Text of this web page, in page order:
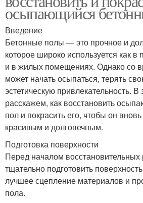
осыпающийся
Введение
Бетонные полы — это прочное и
которое широко используется как
и в жилых помещениях. Однако со
может начать осыпаться, терять
эстетическую привлекательность. В
расскажем, как восстановить
пол и покрасить его, чтобы он
красивым и долговечным.
Подготовка поверхности
Перед началом
тщательно подготовить
лучшее сцепление материалов и
пола.